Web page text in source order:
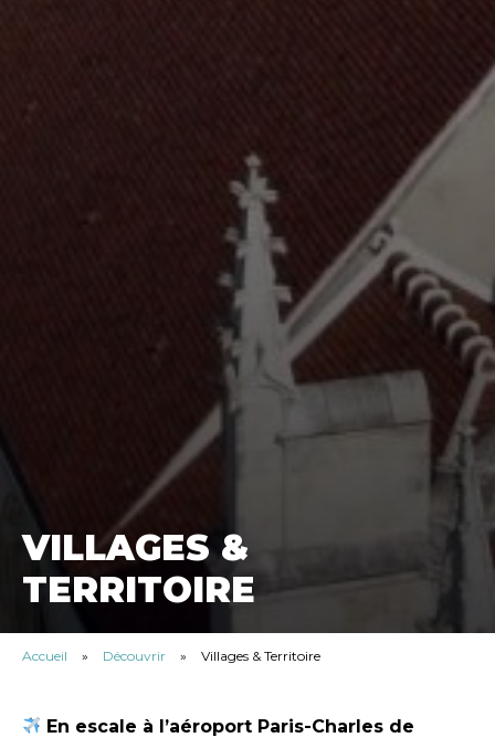
VILLAGES &
TERRITOIRE
Accueil » Découvrir » Villages & Territoire
En escale à l’aéroport Paris-Charles de